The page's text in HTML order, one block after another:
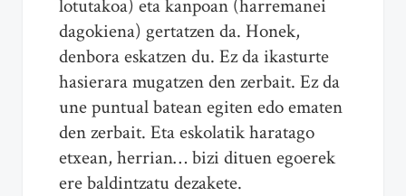
lotutakoa) eta kanpoan (harremanei
dagokiena) gertatzen da. Honek,
denbora eskatzen du. Ez da ikasturte
hasierara mugatzen den zerbait. Ez da
une puntual batean egiten edo ematen
den zerbait. Eta eskolatik haratago
etxean, herrian… bizi dituen egoerek
ere baldintzatu dezakete.